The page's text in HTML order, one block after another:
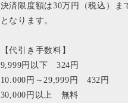
決済限度額は30万円（税込）ま
となります。
【代引き手数料】
9,999円以下 324円
10.000円～29,999円 432円
30,000円以上 無料